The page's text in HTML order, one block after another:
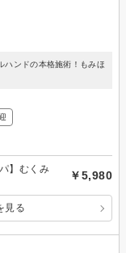
ハンドの本格施術！もみほ
】むくみ
￥5,980
見る